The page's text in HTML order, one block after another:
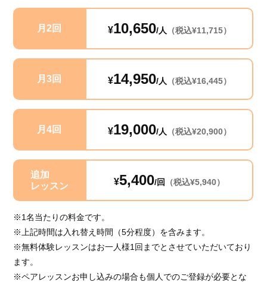
月2回 ¥10,650/人 （税込¥11,715）
月3回 ¥14,950/人 （税込¥16,445）
月4回 ¥19,000/人 （税込¥20,900）
追加
レッスン
¥5,400/回 （税込¥5,940）
※1名当たりの料金です。
※上記時間は入れ替え時間（5分程度）を含みます。
※無料体験レッスンはお一人様1回までとさせていただいており
ます。
※ペアレッスンお申し込みの場合も個人でのご登録が必要とな